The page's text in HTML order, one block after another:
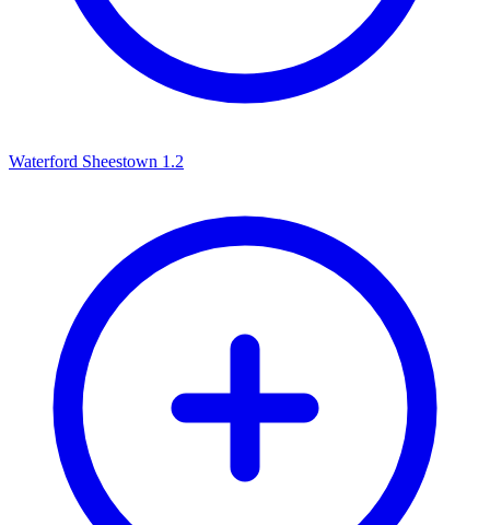
Waterford Sheestown 1.2